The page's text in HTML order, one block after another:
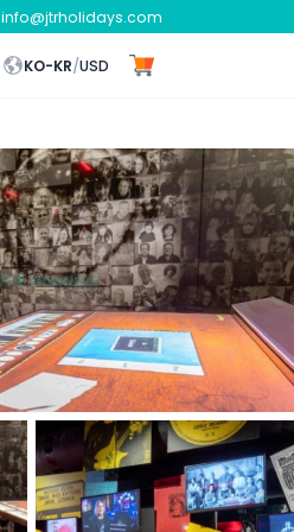
info@jtrholidays.com
KO-KR/USD